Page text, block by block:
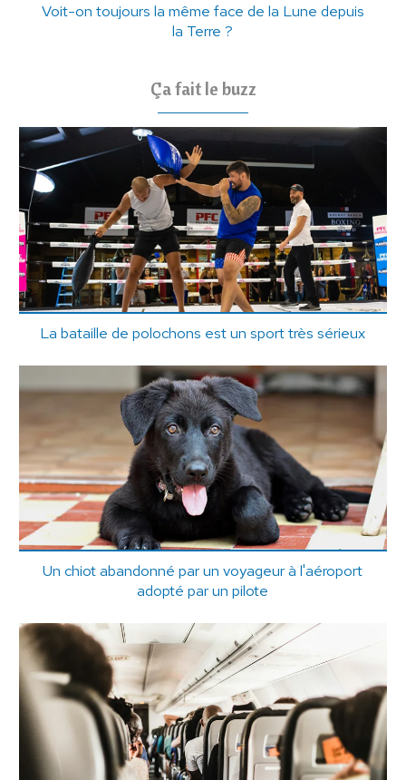
Voit-on toujours la même face de la Lune depuis
la Terre ?
Ça fait le buzz
La bataille de polochons est un sport très sérieux
Un chiot abandonné par un voyageur à l'aéroport
adopté par un pilote